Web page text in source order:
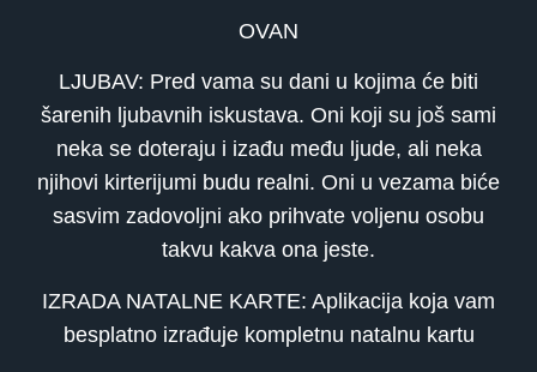
OVAN
LJUBAV: Pred vama su dani u kojima će biti
šarenih ljubavnih iskustava. Oni koji su još sami
neka se doteraju i izađu među ljude, ali neka
njihovi kirterijumi budu realni. Oni u vezama biće
sasvim zadovoljni ako prihvate voljenu osobu
takvu kakva ona jeste.
IZRADA NATALNE KARTE: Aplikacija koja vam
besplatno izrađuje kompletnu natalnu kartu